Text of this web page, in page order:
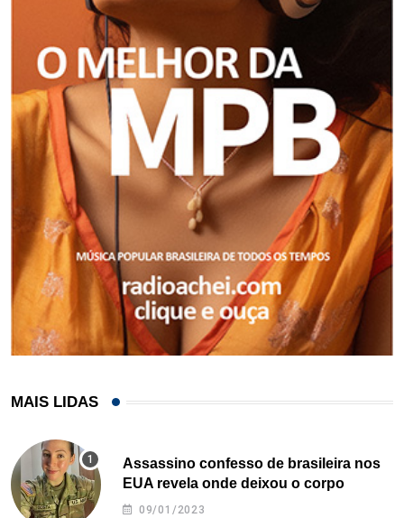
MAIS LIDAS
Assassino confesso de brasileira nos
EUA revela onde deixou o corpo
09/01/2023